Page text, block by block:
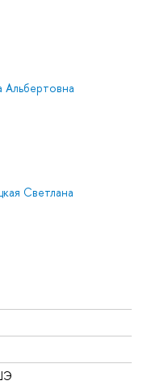
Альбертовна
Светлана